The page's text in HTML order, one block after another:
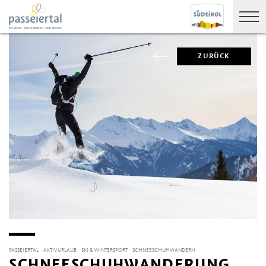
ZURÜCK
PASSEIERTAL AKTIVURLAUB SKI & WINTERSPORT SCHNEESCHUHWANDERN